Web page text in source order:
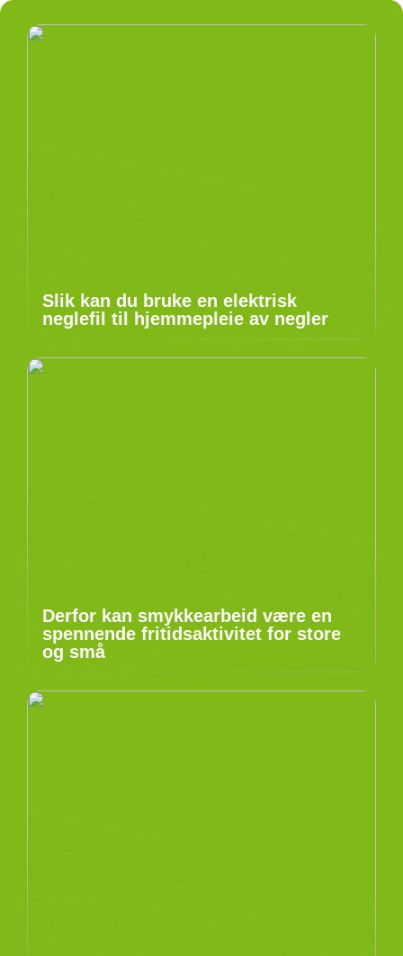
Slik kan du bruke en elektrisk
neglefil til hjemmepleie av negler
Derfor kan smykkearbeid være en
spennende fritidsaktivitet for store
og små